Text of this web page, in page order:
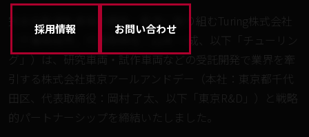
採用情報 お問い合わせ
完全自動運転車両の開発・販売に取り組むTuring株式会社
（千葉県柏市、代表取締役：山本 一成、以下「チューリン
グ」）は、研究車両・試作車両などの受託開発で業界を牽
引する株式会社東京アールアンドデー（本社：東京都千代
田区、代表取締役：岡村 了太、以下「東京R&D」）と戦略
的パートナーシップを締結いたしました。